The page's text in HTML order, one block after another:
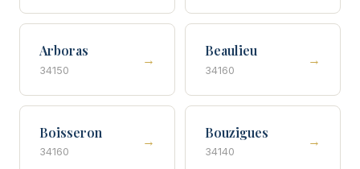
Arboras
34150
→
Beaulieu
34160
→
Boisseron
34160
→
Bouzigues
34140
→